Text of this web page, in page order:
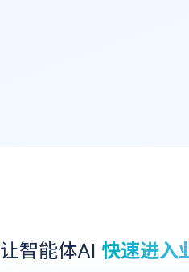
让智能体AI 快速进入